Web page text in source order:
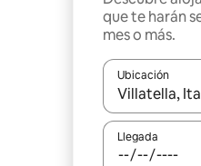
que te harán
mes o más.
Ubicación
Cuando los
Llegada